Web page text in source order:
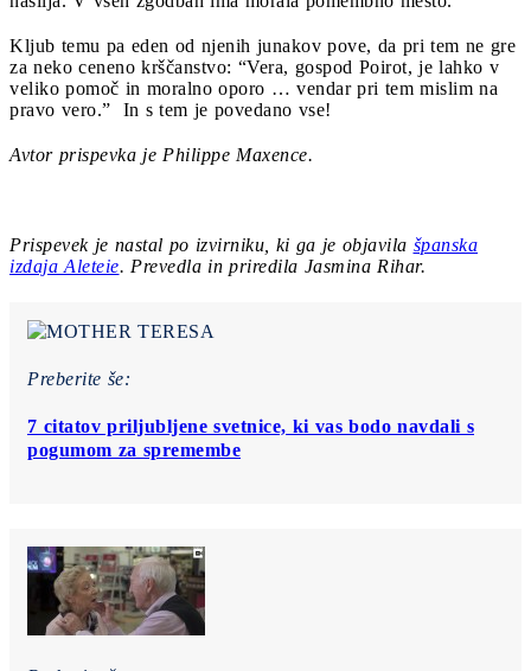
Kljub temu pa eden od njenih junakov pove, da pri tem ne gre
za neko ceneno krščanstvo: “Vera, gospod Poirot, je lahko v
veliko pomoč in moralno oporo … vendar pri tem mislim na
pravo vero.” In s tem je povedano vse!
Avtor prispevka je Philippe Maxence.
Prispevek je nastal po izvirniku, ki ga je objavila španska
izdaja Aleteie. Prevedla in priredila Jasmina Rihar.
Preberite še:
7 citatov priljubljene svetnice, ki vas bodo navdali s
pogumom za spremembe